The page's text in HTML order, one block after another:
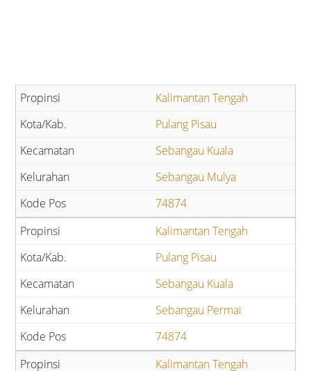
Kalimantan Tengah
Pulang Pisau
Sebangau Kuala
Sebangau Mulya
74874
Kalimantan Tengah
Pulang Pisau
Sebangau Kuala
Sebangau Permai
74874
Kalimantan Tengah